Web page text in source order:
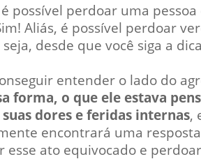
possível perdoar uma
Aliás, é possível perdoar
desde que você siga a
entender o lado do
forma, o que ele estava
suas dores e feridas internas,
encontrará uma
esse ato equivocado e